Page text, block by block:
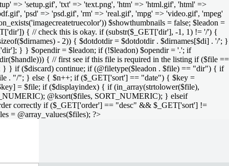
=> 'setup.gif', 'txt' => 'text.png', 'htm' => 'html.gif', 'html' =>
'psd' => 'psd.gif', 'rm' => 'real.gif', 'mpg' => 'video.gif', 'mpeg'
$showthumbnails = false; $leadon =
{ // check this is okay. if (substr($_GET['dir'], -1, 1) != '/') {
- 2)) { $dotdotdir = $dotdotdir . $dirnames[$di] . '/'; }
} } $opendir = $leadon; if (!$leadon) $opendir = '.'; if
{ // first see if this file is required in the listing if ($file ==
} } if ($discard) continue; if (@filetype($leadon . $file) == "dir") { if
. "/"; } else { $n++; if ($_GET['sort'] == "date") { $key =
= $file; if ($displayindex) { if (in_array(strtolower($file),
@ksort($files, SORT_NUMERIC); } elseif
correctly if ($_GET['order'] == "desc" && $_GET['sort'] !=
= @array_values($files); ?>